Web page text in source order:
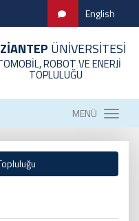
English
ÜNİVERSİTESİ
ROBOT VE ENERJİ
TOPLULUĞU
MENÜ